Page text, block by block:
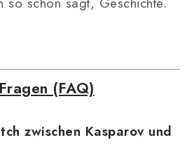
(FAQ)
zwischen Kasparov und